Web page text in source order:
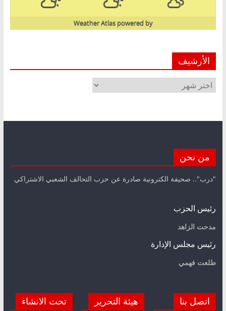
powered by
Weather Atlas
الأرشيف
الأرشيف
من نحن
"درب".. صحيفة الكترونية صادرة عن حزب التحالف الشعبي الاشتراكي
رئيس الحزب
مدحت الزاهد
رئيس مجلس الإدارة
طلعت فهمي
اتصل بنا هيئة التحرير تحت الانشاء